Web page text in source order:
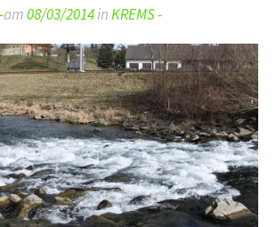
am08/03/2014inKREMS -